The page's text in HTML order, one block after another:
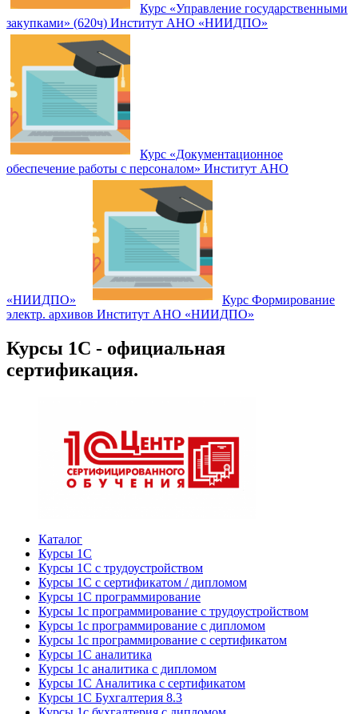
Курс «Управление государственными
закупками» (620ч) Институт АНО «НИИДПО»
Курс «Документационное
обеспечение работы с персоналом» Институт АНО
«НИИДПО»
Курс Формирование
электр. архивов Институт АНО «НИИДПО»
Курсы 1С - официальная
сертификация.
Каталог
Курсы 1С
Курсы 1С с трудоустройством
Курсы 1С с сертификатом / дипломом
Курсы 1С программирование
Курсы 1с программирование с трудоустройством
Курсы 1с программирование с дипломом
Курсы 1с программирование с сертификатом
Курсы 1С аналитика
Курсы 1с аналитика с дипломом
Курсы 1С Аналитика с сертификатом
Курсы 1С Бухгалтерия 8.3